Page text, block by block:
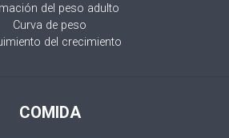
del peso adulto
Curva de peso
del crecimiento
COMIDA